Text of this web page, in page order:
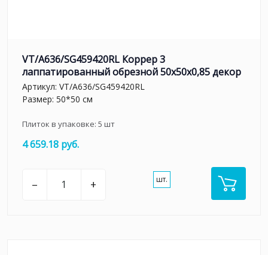
VT/A636/SG459420RL Коррер 3
лаппатированный обрезной 50x50x0,85 декор
Артикул: VT/A636/SG459420RL
Размер: 50*50 см
Плиток в упаковке: 5 шт
4 659.18 руб.
– + шт.